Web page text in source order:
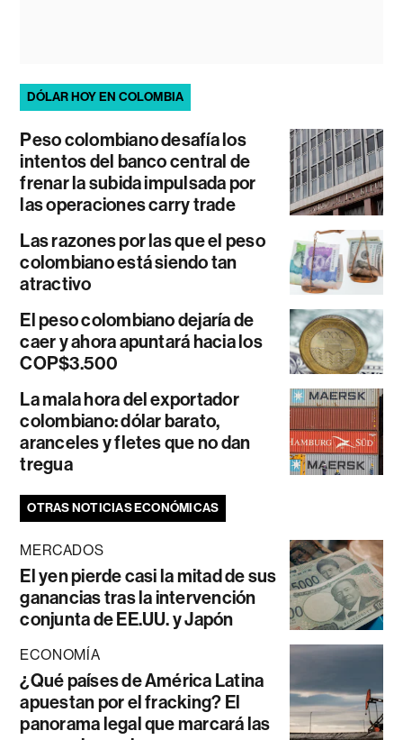
DÓLAR HOY EN COLOMBIA
Peso colombiano desafía los
intentos del banco central de
frenar la subida impulsada por
las operaciones carry trade
Las razones por las que el peso
colombiano está siendo tan
atractivo
El peso colombiano dejaría de
caer y ahora apuntará hacia los
COP$3.500
La mala hora del exportador
colombiano: dólar barato,
aranceles y fletes que no dan
tregua
OTRAS NOTICIAS ECONÓMICAS
MERCADOS
El yen pierde casi la mitad de sus
ganancias tras la intervención
conjunta de EE.UU. y Japón
ECONOMÍA
¿Qué países de América Latina
apuestan por el fracking? El
panorama legal que marcará las